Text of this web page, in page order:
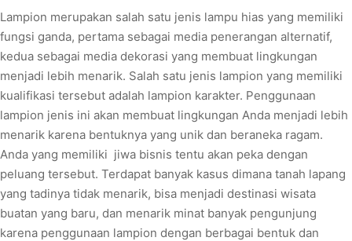
Lampion merupakan salah satu jenis lampu hias yang memiliki
fungsi ganda, pertama sebagai media penerangan alternatif,
kedua sebagai media dekorasi yang membuat lingkungan
menjadi lebih menarik. Salah satu jenis lampion yang memiliki
kualifikasi tersebut adalah lampion karakter. Penggunaan
lampion jenis ini akan membuat lingkungan Anda menjadi lebih
menarik karena bentuknya yang unik dan beraneka ragam.
Anda yang memiliki jiwa bisnis tentu akan peka dengan
peluang tersebut. Terdapat banyak kasus dimana tanah lapang
yang tadinya tidak menarik, bisa menjadi destinasi wisata
buatan yang baru, dan menarik minat banyak pengunjung
karena penggunaan lampion dengan berbagai bentuk dan